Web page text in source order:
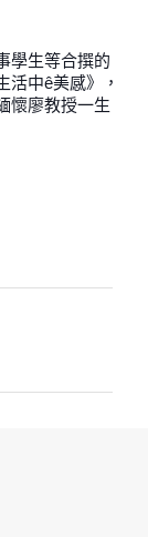
學生等合撰的
活中ê美感》，
懷廖教授一生